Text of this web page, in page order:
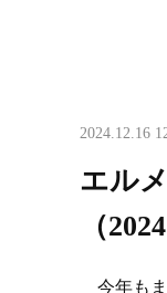
2024.12.16
エル
（
今年も